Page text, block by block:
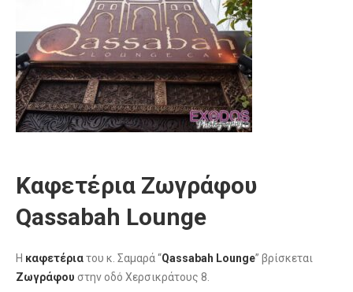
Καφετέρια Ζωγράφου
Qassabah Lounge
Η καφετέριατου κ. Σαμαρά “Qassabah Lounge” βρίσκεται
Ζωγράφου στην οδό Χερσικράτους 8.